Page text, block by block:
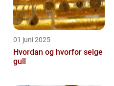
01 juni 2025
Hvordan og hvorfor selge
gull